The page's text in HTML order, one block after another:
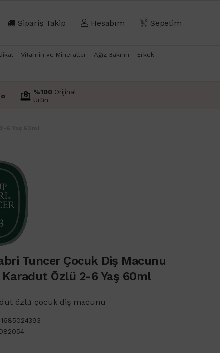
Sipariş Takip Hesabım 0 Sepetim
Vitamin ve Mineraller Ağız Bakımı Erkek
%100 Orijinal
Ürün
Tuncer Çocuk Diş Macunu
Özlü 2-6 Yaş 60ml
özlü çocuk diş macunu